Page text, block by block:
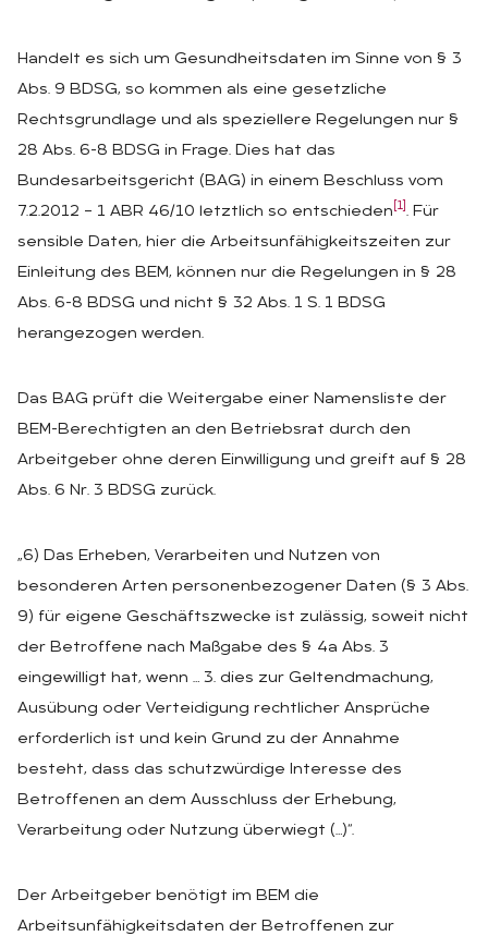
Handelt es sich um Gesundheitsdaten im Sinne von § 3
Abs. 9 BDSG, so kommen als eine gesetzliche
Rechtsgrundlage und als speziellere Regelungen nur §
28 Abs. 6-8 BDSG in Frage. Dies hat das
Bundesarbeitsgericht (BAG) in einem Beschluss vom
7.2.2012 – 1 ABR 46/10 letztlich so entschieden [1] . Für
sensible Daten, hier die Arbeitsunfähigkeitszeiten zur
Einleitung des BEM, können nur die Regelungen in § 28
Abs. 6-8 BDSG und nicht § 32 Abs. 1 S. 1 BDSG
herangezogen werden.
Das BAG prüft die Weitergabe einer Namensliste der
BEM-Berechtigten an den Betriebsrat durch den
Arbeitgeber ohne deren Einwilligung und greift auf § 28
Abs. 6 Nr. 3 BDSG zurück.
„6) Das Erheben, Verarbeiten und Nutzen von
besonderen Arten personenbezogener Daten (§ 3 Abs.
9) für eigene Geschäftszwecke ist zulässig, soweit nicht
der Betroffene nach Maßgabe des § 4a Abs. 3
eingewilligt hat, wenn … 3. dies zur Geltendmachung,
Ausübung oder Verteidigung rechtlicher Ansprüche
erforderlich ist und kein Grund zu der Annahme
besteht, dass das schutzwürdige Interesse des
Betroffenen an dem Ausschluss der Erhebung,
Verarbeitung oder Nutzung überwiegt (…)“.
Der Arbeitgeber benötigt im BEM die
Arbeitsunfähigkeitsdaten der Betroffenen zur